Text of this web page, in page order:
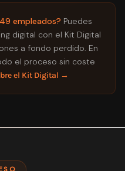
empleados? Puedes
digital con el Kit Digital
a fondo perdido. En
el proceso sin coste
el Kit Digital →